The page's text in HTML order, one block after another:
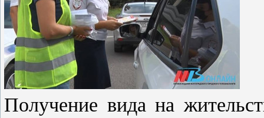
Получение вида на